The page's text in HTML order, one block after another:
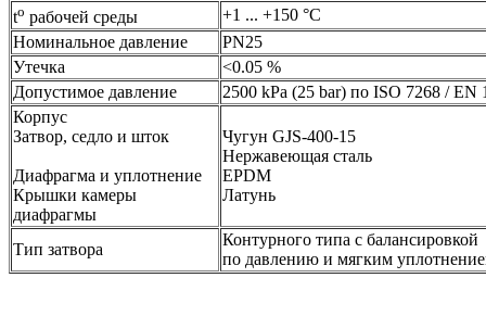
tо рабочей среды
+1 ... +150 °C
Номинальное давление
PN25
Утечка
<0.05 %
Допустимое давление
2500 kPa (25 bar) по ISO 7268 / EN
Корпус
Затвор, седло и шток
Диафрагма и уплотнение
Крышки камеры
диафрагмы
Чугун GJS-400-15
Нержавеющая сталь
EPDM
Латунь
Тип затвора
Контурного типа с балансировкой
по давлению и мягким